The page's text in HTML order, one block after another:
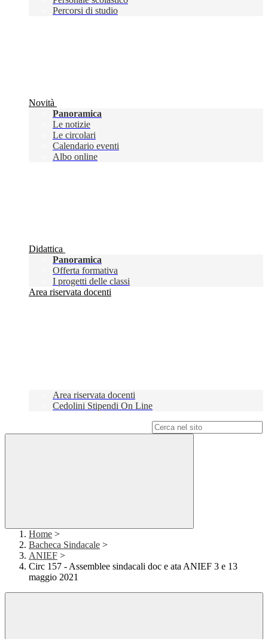
Percorsi di studio
Novità
Panoramica
Le notizie
Le circolari
Calendario eventi
Albo online
Didattica
Panoramica
Offerta formativa
I progetti delle classi
Area riservata docenti
Area riservata docenti
Cedolini Stipendi On Line
Home >
Bacheca Sindacale >
ANIEF >
Circ 157 - Assemblee sindacali doc e ata ANIEF 3 e 13
maggio 2021